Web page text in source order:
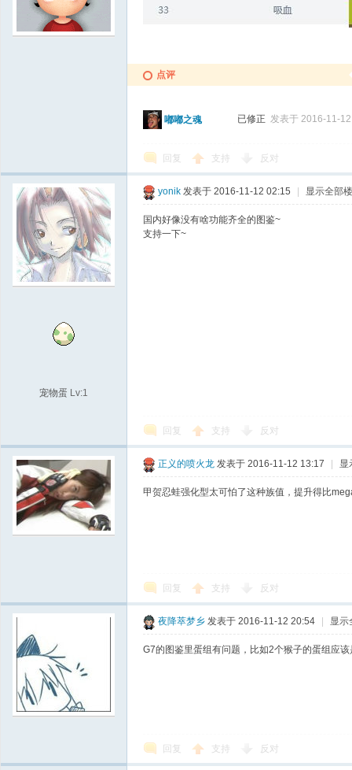
点评
嘟嘟之魂 已修正 发表于 2016-11-
回复 支持 反对
宠物蛋 Lv:1
yonik 发表于 2016-11-12 02:15 | 显示全部
国内好像没有啥功能齐全的图鉴~
支持一下~
回复 支持 反对
正义的喷火龙 发表于 2016-11-12 13:17 | 显
甲贺忍蛙强化型太可怕了这种族值，提升得比
回复 支持 反对
夜降萃梦乡 发表于 2016-11-12 20:54 | 显示
G7的图鉴里蛋组有问题，比如2个猴子的蛋组应
回复 支持 反对